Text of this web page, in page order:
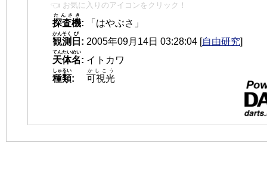
👈 お気に入りのアイコンをクリック！
探査機
たんさき
:
「はやぶさ」
観測
かんそく
日
び
: 2005年09月14日 03:28:04 [自由研究]
天体名
てんたいめい
: イトカワ
種類
しゅるい
: 可視光
かしこう